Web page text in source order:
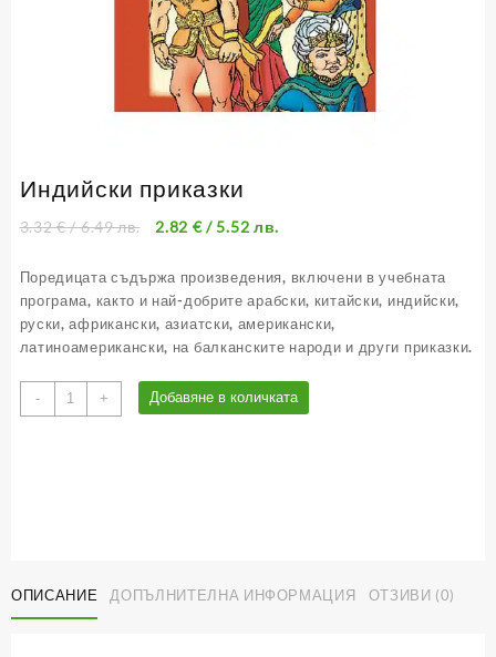
Индийски приказки
3.32€/ 6.49 лв. 2.82 €/ 5.52 лв.
Поредицата съдържа произведения, включени в учебната
програма, както и най-добрите арабски, китайски, индийски,
руски, африкански, азиатски, американски,
латиноамерикански, на балканските народи и други приказки.
-
количество
за
+ Добавяне в количката
ОПИСАНИЕ ДОПЪЛНИТЕЛНА ИНФОРМАЦИЯ ОТЗИВИ (0)